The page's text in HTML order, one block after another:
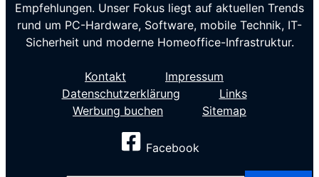
Empfehlungen. Unser Fokus liegt auf aktuellen Trends
rund um PC-Hardware, Software, mobile Technik, IT-
Sicherheit und moderne Homeoffice-Infrastruktur.
Kontakt
Impressum
Datenschutzerklärung
Links
Werbung buchen
Sitemap
Facebook